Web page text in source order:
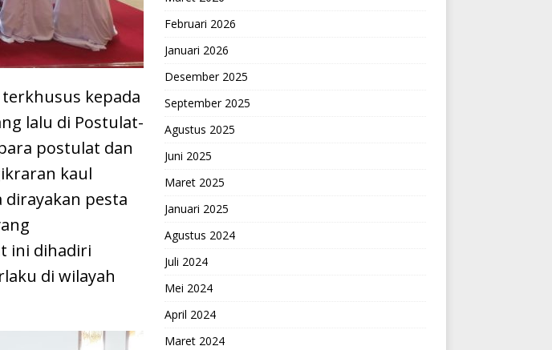
kepada
lalu di Postulat-
postulat dan
kaul
dirayakan pesta
ini dihadiri
di wilayah
Februari 2026
Januari 2026
Desember 2025
September 2025
Agustus 2025
Juni 2025
Maret 2025
Januari 2025
Agustus 2024
Juli 2024
Mei 2024
April 2024
Maret 2024